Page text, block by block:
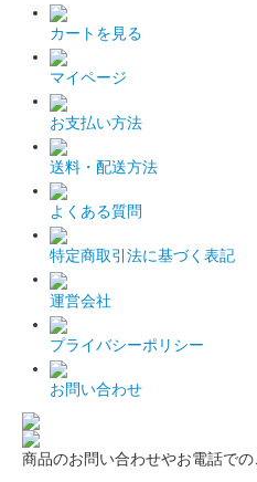
カートを見る
マイページ
お支払い方法
送料・配送方法
よくある質問
特定商取引法に基づく表記
運営会社
プライバシーポリシー
お問い合わせ
商品のお問い合わせやお電話で